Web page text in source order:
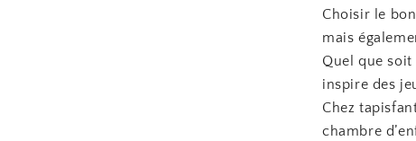
Choisir le
mais
Quel que
inspire des
Chez
chambre